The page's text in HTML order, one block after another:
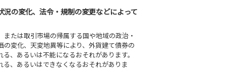
の変化、法令・規制の変更などによって
たは取引市場の帰属する国や地域の政治・
変化、天変地異等により、外貨建て債券の
、あるいは不能になるおそれがあります。
、あるいはできなくなるおそれがありま